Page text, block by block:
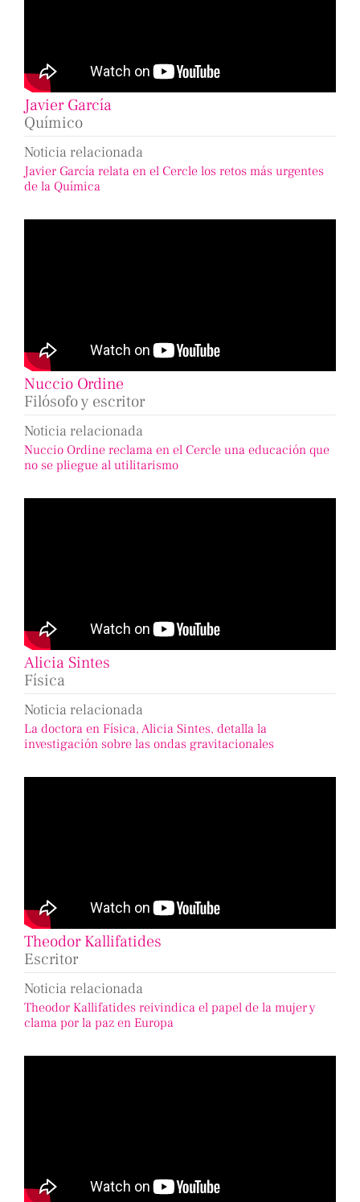
Javier García
Químico
Noticia relacionada
Javier García relata en el Cercle los retos más urgentes
de la Química
Nuccio Ordine
Filósofo y escritor
Noticia relacionada
Nuccio Ordine reclama en el Cercle una educación que
no se pliegue al utilitarismo
Alicia Sintes
Física
Noticia relacionada
La doctora en Física, Alicia Sintes, detalla la
investigación sobre las ondas gravitacionales
Theodor Kallifatides
Escritor
Noticia relacionada
Theodor Kallifatides reivindica el papel de la mujer y
clama por la paz en Europa